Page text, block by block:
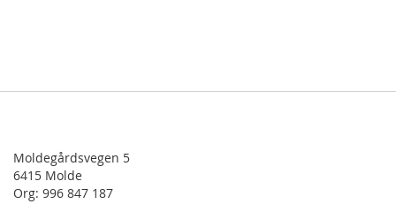
Moldegårdsvegen 5
6415 Molde
Org: 996 847 187